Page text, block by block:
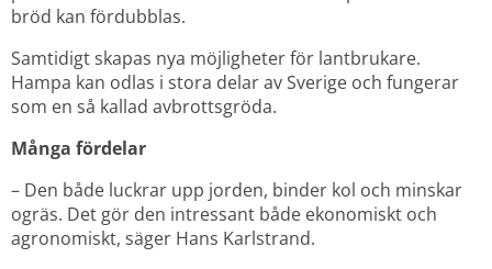
bröd kan fördubblas.
Samtidigt skapas nya möjligheter för lantbrukare.
Hampa kan odlas i stora delar av Sverige och fungerar
som en så kallad avbrottsgröda.
Många fördelar
– Den både luckrar upp jorden, binder kol och minskar
ogräs. Det gör den intressant både ekonomiskt och
agronomiskt, säger Hans Karlstrand.